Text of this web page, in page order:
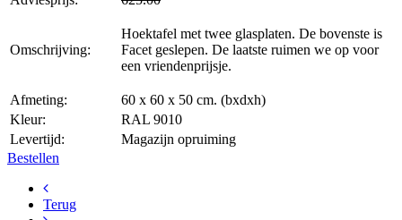
Omschrijving:
Hoektafel met twee glasplaten. De bovenste is
Facet geslepen. De laatste ruimen we op voor
een vriendenprijsje.
Afmeting:
60 x 60 x 50 cm. (bxdxh)
Kleur:
RAL 9010
Levertijd:
Magazijn opruiming
Bestellen
Terug